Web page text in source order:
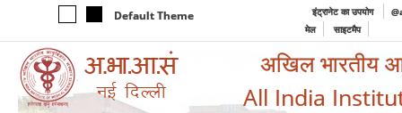
Default Theme इंट्रानेट का उपयोग
मेल
साइटमैप
अखिल भारतीय
All India